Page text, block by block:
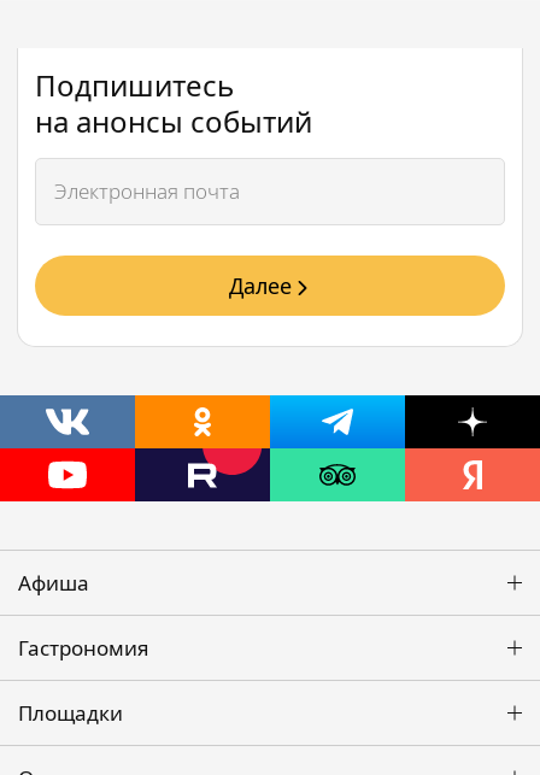
Подпишитесь
на анонсы событий
Далее
Афиша
Гастрономия
Площадки